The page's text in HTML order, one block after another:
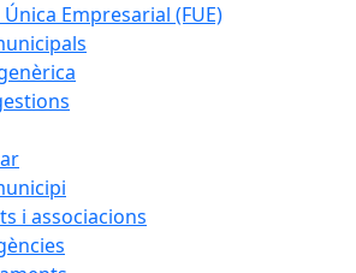
Empresarial (FUE)
i associacions